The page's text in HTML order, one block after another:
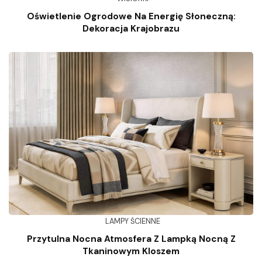
Oświetlenie Ogrodowe Na Energię Słoneczną:
Dekoracja Krajobrazu
LAMPY ŚCIENNE
Przytulna Nocna Atmosfera Z Lampką Nocną Z
Tkaninowym Kloszem